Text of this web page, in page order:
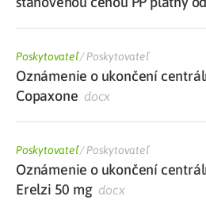
Poskytovateľ/Poskytovateľ
Oznámenie o ukončení
Copaxone docx
Poskytovateľ/Poskytovateľ
Oznámenie o ukončení
Erelzi 50 mgdocx